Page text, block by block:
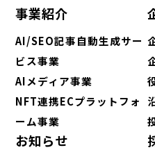
事業紹介
AI/SEO記事自動生成サー
ビス事業
AIメディア事業
NFT連携ECプラットフォ
ーム事業
お知らせ